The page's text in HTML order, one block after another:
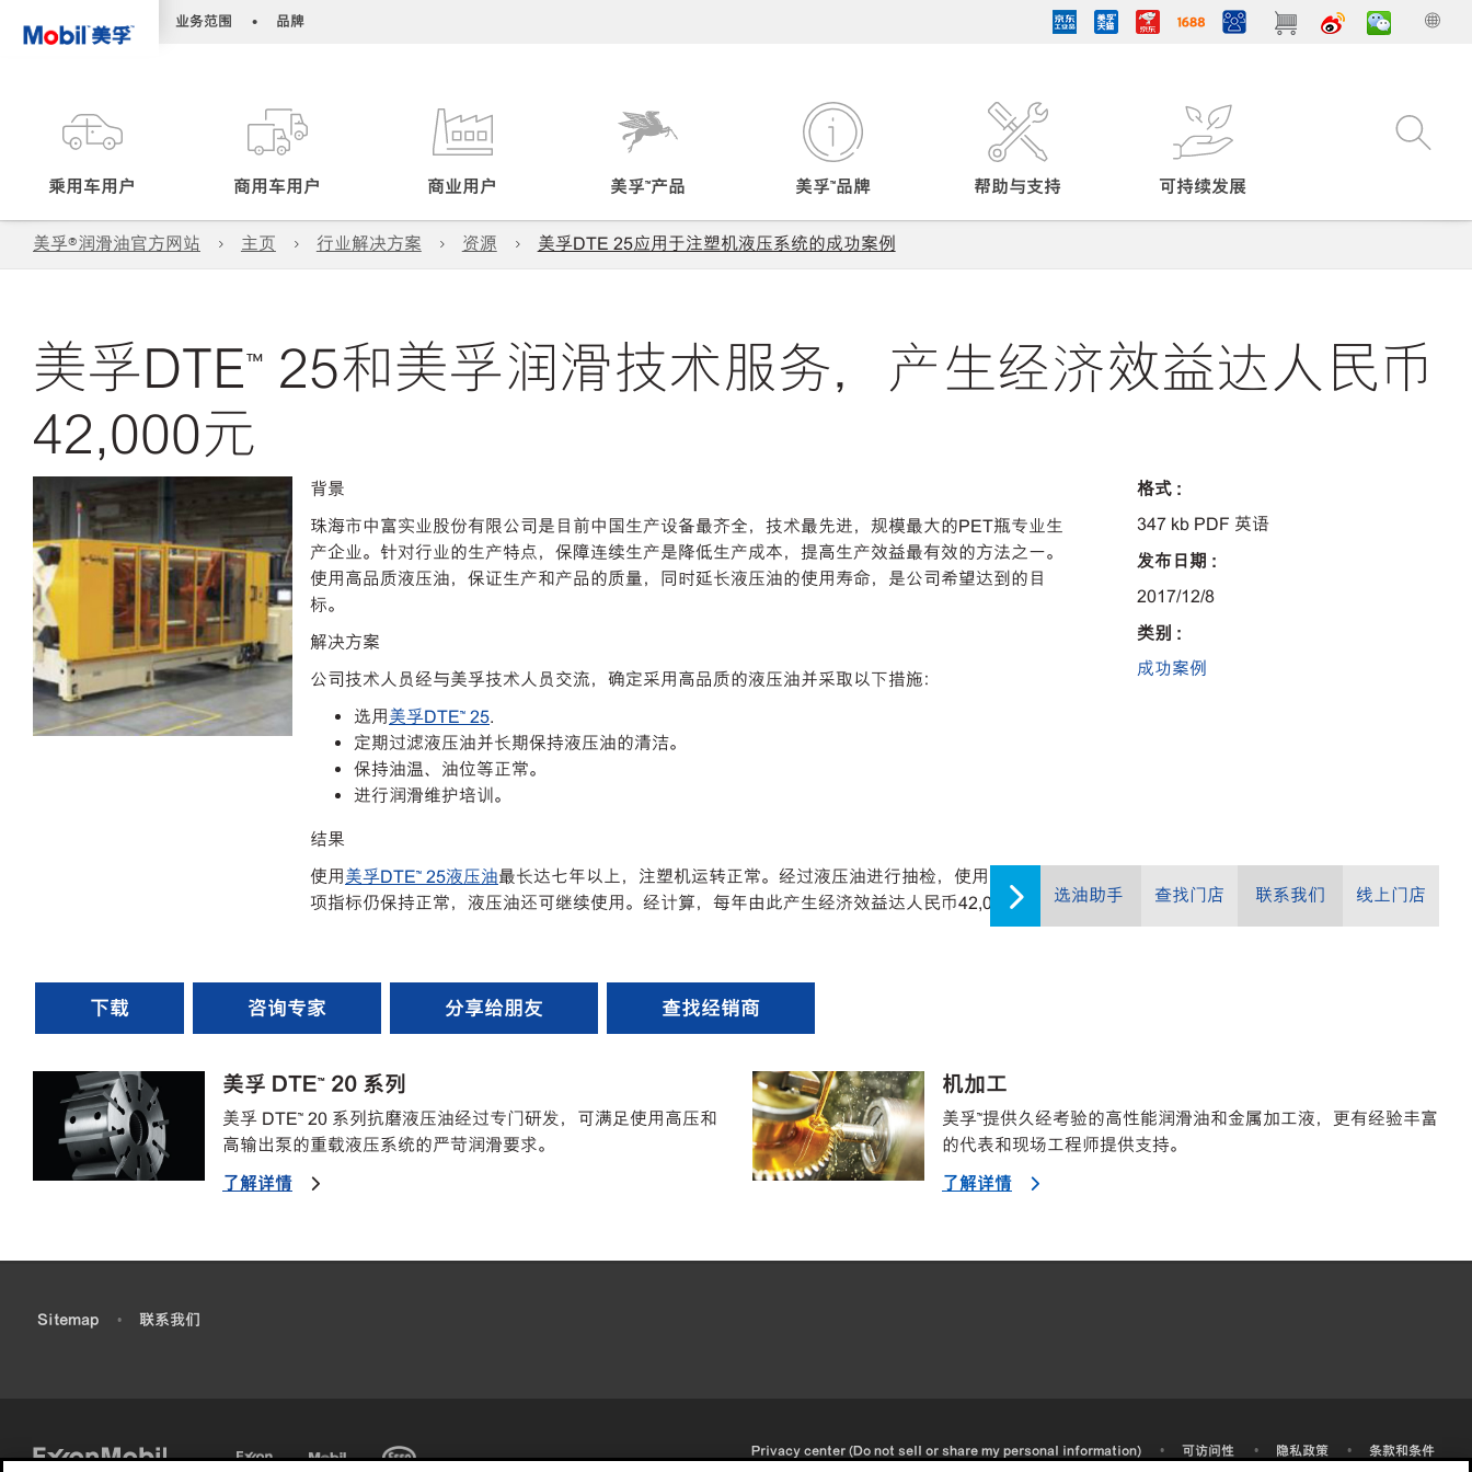
业务范围 • 品牌
乘用车用户 商用车用户 商业用户 美孚™产品 美孚™品牌 帮助与支持 可持续发展
美孚®润滑油官方网站 主页 行业解决方案 资源 美孚DTE 25应用于注塑机液压系统的成功案例
选油助手 查找门店 联系我们 线上门店
美孚DTE™ 25和美孚润滑技术服务，产生经济效益达人民币
42,000元
背景
珠海市中富实业股份有限公司是目前中国生产设备最齐全，技术最先进，规模最大的PET瓶专业生
产企业。针对行业的生产特点，保障连续生产是降低生产成本，提高生产效益最有效的方法之一。
使用高品质液压油，保证生产和产品的质量，同时延长液压油的使用寿命，是公司希望达到的目
标。
解决方案
公司技术人员经与美孚技术人员交流，确定采用高品质的液压油并采取以下措施：
选用美孚DTE™ 25.
定期过滤液压油并长期保持液压油的清洁。
保持油温、油位等正常。
进行润滑维护培训。
结果
使用美孚DTE™ 25液压油最长达七年以上，注塑机运转正常。经过液压油进行抽检，使用七年后各
项指标仍保持正常，液压油还可继续使用。经计算，每年由此产生经济效益达人民币42,000元。
格式 :
347 kb PDF 英语
发布日期 :
2017/12/8
类别 :
成功案例
下载 咨询专家 分享给朋友 查找经销商
美孚 DTE™ 20 系列
美孚 DTE™ 20 系列抗磨液压油经过专门研发，可满足使用高压和
高输出泵的重载液压系统的严苛润滑要求。
了解详情
机加工
美孚™提供久经考验的高性能润滑油和金属加工液，更有经验丰富
的代表和现场工程师提供支持。
了解详情
Sitemap • 联系我们
Privacy center (Do not sell or share my personal information) • 可访问性 • 隐私政策 •
条款和条件